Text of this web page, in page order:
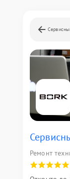
Ремонт